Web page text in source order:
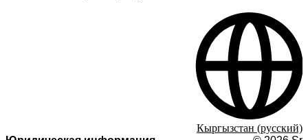
Кыргызстан (русский)